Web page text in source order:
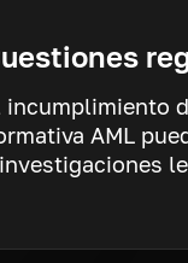
incumplimiento
AML